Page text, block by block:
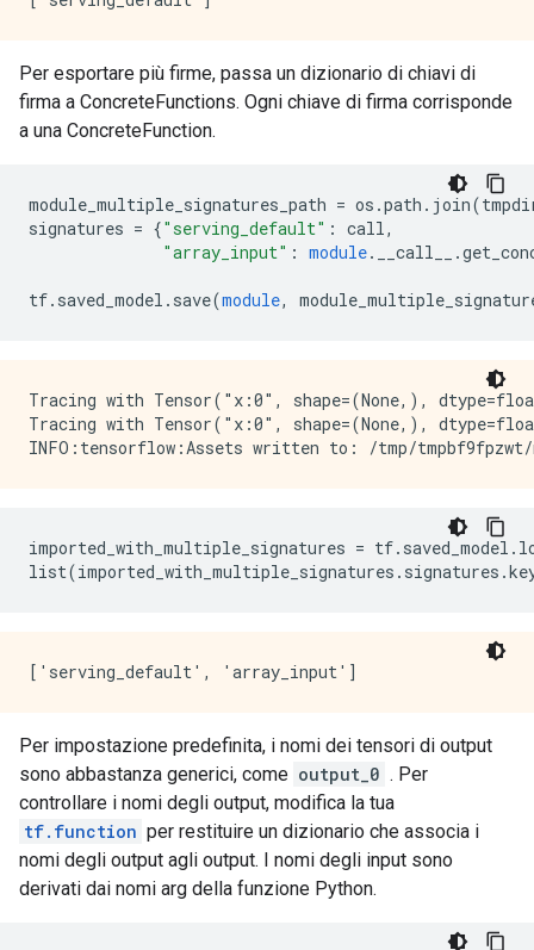
Per esportare più firme, passa un dizionario di chiavi di
firma a ConcreteFunctions. Ogni chiave di firma corrisponde
a una ConcreteFunction.
module_multiple_signatures_path = os .path . join(
signatures = {"serving_default" : call,
"array_input" : module. __call__ .
tf. saved_model . save(module,
Tracing with Tensor("x:0", shape=(None,),
Tracing with Tensor("x:0", shape=(None,),
imported_with_multiple_signatures = tf. saved_model .
list(imported_with_multiple_signatures . signatures .
Per impostazione predefinita, i nomi dei tensori di output
sono abbastanza generici, come output_0 . Per
controllare i nomi degli output, modifica la tua
tf.function per restituire un dizionario che associa i
nomi degli output agli output. I nomi degli input sono
derivati ​​dai nomi arg della funzione Python.